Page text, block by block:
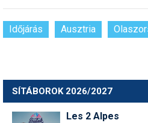
Időjárás Ausztria
SÍTÁBOROK 2026/2027
Les 2 Alpes